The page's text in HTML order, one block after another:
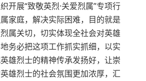
开展“致敬英烈·关爱烈属”专项行
家庭，解决实际困难，目的就是
属关切，切实体现全社会对英雄
务必把这项工作抓实抓细，以实
雄烈士的精神传承发扬好，让崇
雄烈士的社会氛围更加浓厚，汇